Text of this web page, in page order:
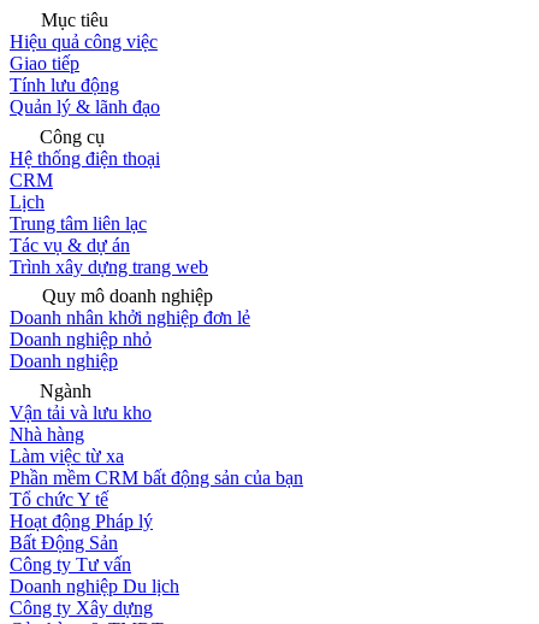
Mục tiêu
Hiệu quả công việc
Giao tiếp
Tính lưu động
Quản lý & lãnh đạo
Công cụ
Hệ thống điện thoại
CRM
Lịch
Trung tâm liên lạc
Tác vụ & dự án
Trình xây dựng trang web
Quy mô doanh nghiệp
Doanh nhân khởi nghiệp đơn lẻ
Doanh nghiệp nhỏ
Doanh nghiệp
Ngành
Vận tải và lưu kho
Nhà hàng
Làm việc từ xa
Phần mềm CRM bất động sản của bạn
Tổ chức Y tế
Hoạt động Pháp lý
Bất Động Sản
Công ty Tư vấn
Doanh nghiệp Du lịch
Công ty Xây dựng